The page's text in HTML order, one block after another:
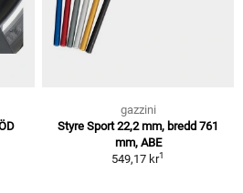
gazzini
Styre Sport 22,2 mm, bredd 761
mm, ABE
549,17 kr1